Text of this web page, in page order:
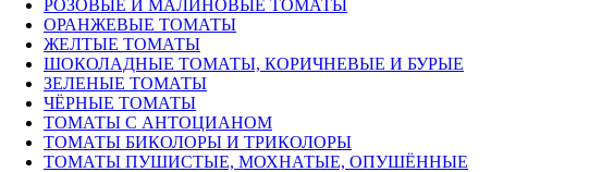
РОЗОВЫЕ И МАЛИНОВЫЕ ТОМАТЫ
ОРАНЖЕВЫЕ ТОМАТЫ
ЖЕЛТЫЕ ТОМАТЫ
ШОКОЛАДНЫЕ ТОМАТЫ, КОРИЧНЕВЫЕ И БУРЫЕ
ЗЕЛЕНЫЕ ТОМАТЫ
ЧЁРНЫЕ ТОМАТЫ
ТОМАТЫ С АНТОЦИАНОМ
ТОМАТЫ БИКОЛОРЫ И ТРИКОЛОРЫ
ТОМАТЫ ПУШИСТЫЕ, МОХНАТЫЕ, ОПУШЁННЫЕ